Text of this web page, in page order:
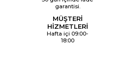
garantisi.
MÜŞTERİ
HİZMETLERİ
Hafta içi 09:00-
18:00